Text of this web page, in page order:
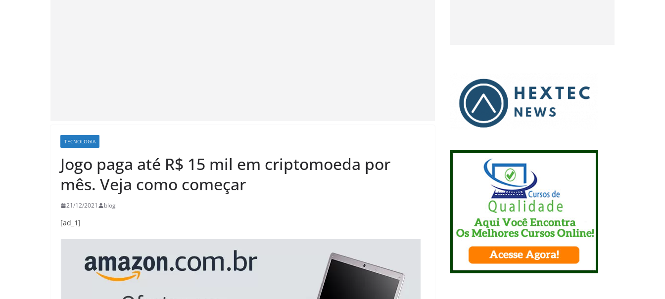
TECNOLOGIA
Jogo paga até R$ 15 mil em criptomoeda por
mês. Veja como começar
21/12/2021 blog
[ad_1]